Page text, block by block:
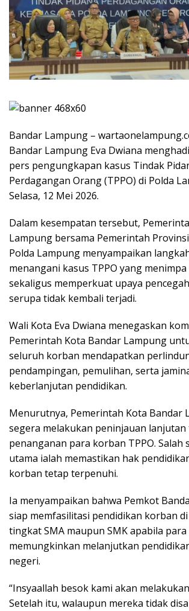
Bandar Lampung –
Bandar Lampung Eva Dwiana
pers pengungkapan kasus Tindak
Perdagangan Orang (TPPO) di Polda
Selasa, 12 Mei 2026.
Dalam kesempatan tersebut,
Lampung bersama Pemerintah
Polda Lampung menyampaikan
menangani kasus TPPO yang
sekaligus memperkuat upaya
serupa tidak kembali terjadi.
Wali Kota Eva Dwiana menegaskan
Pemerintah Kota Bandar Lampung
seluruh korban mendapatkan
pendampingan, pemulihan, serta
keberlanjutan pendidikan.
Menurutnya, Pemerintah Kota Bandar
segera melakukan peninjauan lanjutan
penanganan para korban TPPO. Salah
utama ialah memastikan hak
korban tetap terpenuhi.
Ia menyampaikan bahwa Pemkot
siap memfasilitasi pendidikan korban
tingkat SMA maupun SMK apabila
memungkinkan melanjutkan
negeri.
“Insyaallah besok kami akan
Setelah itu, walaupun mereka tidak